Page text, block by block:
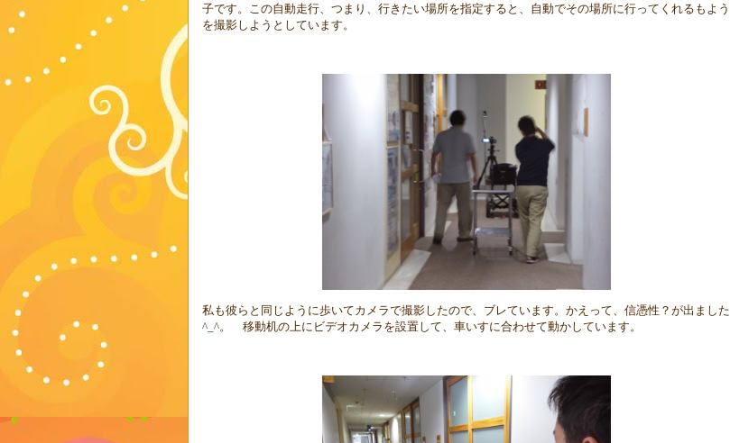
子です。この自動走行、つまり、行きたい場所を指定すると、自動でその場所に行ってくれるもよう
を撮影しようとしています。
私も彼らと同じように歩いてカメラで撮影したので、ブレています。かえって、信憑性？が出ました
^_^。 移動机の上にビデオカメラを設置して、車いすに合わせて動かしています。